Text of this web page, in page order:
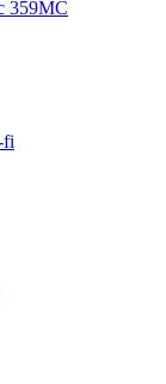
359MC
fi